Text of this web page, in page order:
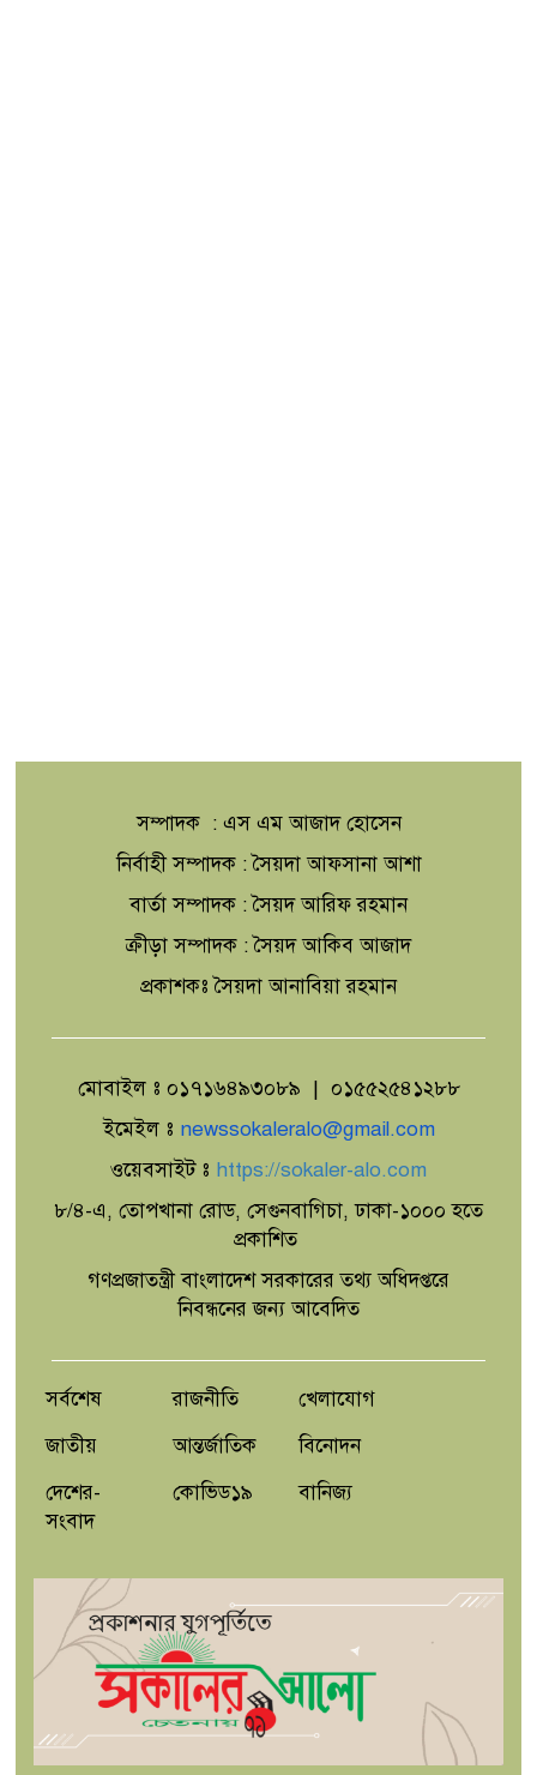
সম্পাদক : এস এম আজাদ হোসেন
নির্বাহী সম্পাদক : সৈয়দা আফসানা আশা
বার্তা সম্পাদক : সৈয়দ আরিফ রহমান
ক্রীড়া সম্পাদক : সৈয়দ আকিব আজাদ
প্রকাশকঃ সৈয়দা আনাবিয়া রহমান
মোবাইল ঃ ০১৭১৬৪৯৩০৮৯ | ০১৫৫২৫৪১২৮৮
ইমেইল ঃ newssokaleralo@gmail.com
ওয়েবসাইট ঃ https://sokaler-alo.com
৮/৪-এ, তোপখানা রোড, সেগুনবাগিচা, ঢাকা-১০০০ হতে
প্রকাশিত
গণপ্রজাতন্ত্রী বাংলাদেশ সরকারের তথ্য অধিদপ্তরে
নিবন্ধনের জন্য আবেদিত
সর্বশেষ
জাতীয়
দেশের-
সংবাদ
রাজনীতি
আন্তর্জাতিক
কোভিড১৯
খেলাযোগ
বিনোদন
বানিজ্য